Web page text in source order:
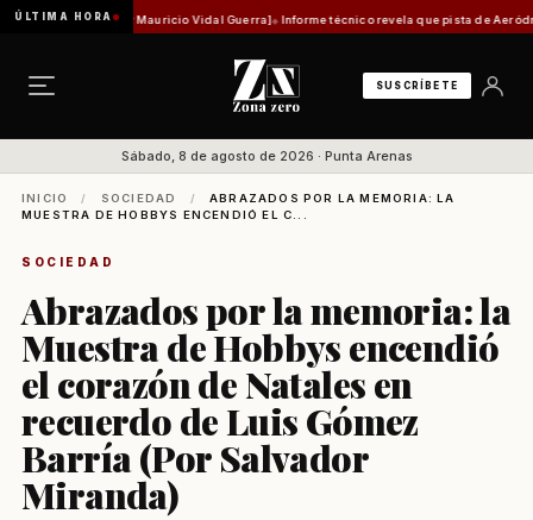
ÚLTIMA HORA
histórica [Por Mauricio Vidal Guerra] Informe técnico revela que pista de Aeródromo
SUSCRÍBETE
Sábado, 8 de agosto de 2026 · Punta Arenas
INICIO / SOCIEDAD /
ABRAZADOS POR LA MEMORIA: LA
MUESTRA DE HOBBYS ENCENDIÓ EL C...
SOCIEDAD
Abrazados por la memoria: la
Muestra de Hobbys encendió
el corazón de Natales en
recuerdo de Luis Gómez
Barría (Por Salvador
Miranda)